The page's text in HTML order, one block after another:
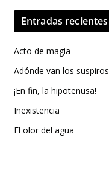
Entradas recientes
Acto de magia
Adónde van los suspiros
¡En fin, la hipotenusa!
Inexistencia
El olor del agua